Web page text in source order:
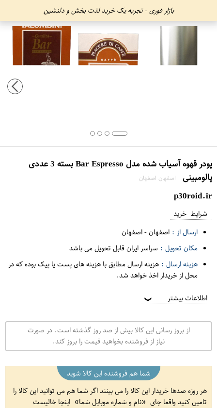
بازار فوری - تجربه یک خرید لذت بخش و دلنشین
پودر قهوه آسیاب شده مدل Bar Espresso بسته 3 عددی
پالومبینی
اصفهان اصفهان
p30roid.ir
شرایط خرید
ارسال از : اصفهان-اصفهان
مکان تحویل : سراسر ایران قابل تحویل می باشد
هزینه ارسال : هزینه ارسال مطابق با هزینه های پست یا پیک بوده که در
محل از خریدار اخذ خواهد شد.
اطلاعات بیشتر ❯
از بروز رسانی این کالا بیش از صد روز گذشته است. در صورت
نیاز از فروشنده بخواهید قیمت را بروز کند.
شما هم فروشنده این کالا شوید
هر روزه صدها خریدار این کالا را می بینند اگر شما هم می توانید این کالا را
تامین کنید واقعا جای
نام و شماره موبایل شما اینجا خالیست